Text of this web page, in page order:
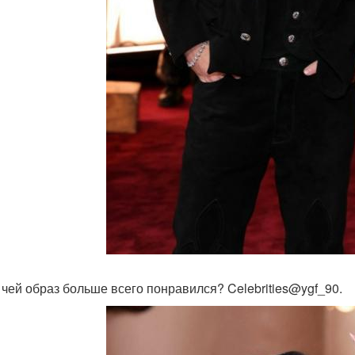
образ больше всего понравился? Celebrities@ygf_90.